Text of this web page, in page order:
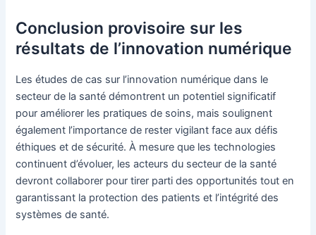
Conclusion provisoire sur les
résultats de l’innovation numérique
Les études de cas sur l’innovation numérique dans le
secteur de la santé démontrent un potentiel significatif
pour améliorer les pratiques de soins, mais soulignent
également l’importance de rester vigilant face aux défis
éthiques et de sécurité. À mesure que les technologies
continuent d’évoluer, les acteurs du secteur de la santé
devront collaborer pour tirer parti des opportunités tout en
garantissant la protection des patients et l’intégrité des
systèmes de santé.